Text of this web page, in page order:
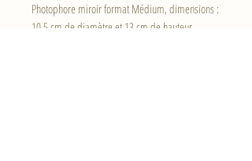
Photophore miroir format Médium, dimensions :
10.5 cm de diamètre et 13 cm de hauteur.